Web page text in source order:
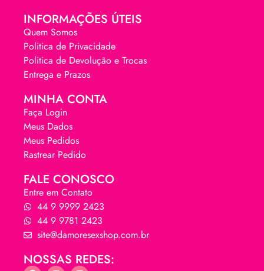
INFORMAÇÕES ÚTEIS
Quem Somos
Politica de Privacidade
Politica de Devolução e Trocas
Entrega e Prazos
MINHA CONTA
Faça Login
Meus Dados
Meus Pedidos
Rastrear Pedido
FALE CONOSCO
Entre em Contato
44 9 9999 2423
44 9 9781 2423
site@damoresexshop.com.br
NOSSAS REDES: